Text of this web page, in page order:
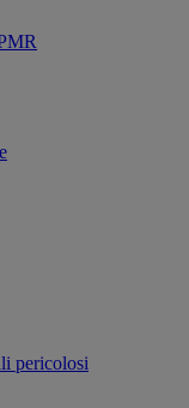
pericolosi